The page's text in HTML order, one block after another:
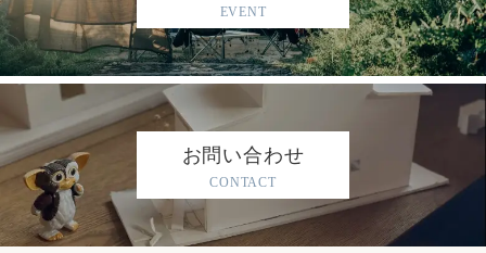
EVENT
お問い合わせ
CONTACT